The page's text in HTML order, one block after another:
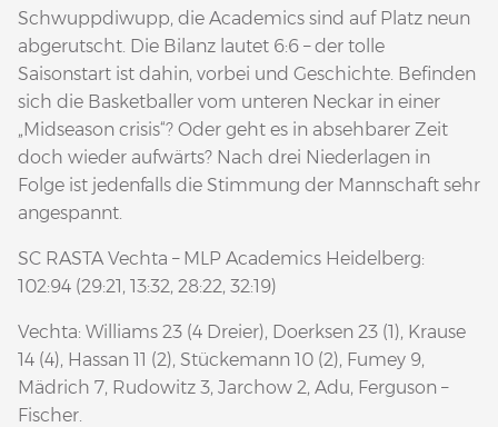
Schwuppdiwupp, die Academics sind auf Platz neun
abgerutscht. Die Bilanz lautet 6:6 – der tolle
Saisonstart ist dahin, vorbei und Geschichte. Befinden
sich die Basketballer vom unteren Neckar in einer
„Midseason crisis“? Oder geht es in absehbarer Zeit
doch wieder aufwärts? Nach drei Niederlagen in
Folge ist jedenfalls die Stimmung der Mannschaft sehr
angespannt.
SC RASTA Vechta – MLP Academics Heidelberg:
102:94 (29:21, 13:32, 28:22, 32:19)
Vechta: Williams 23 (4 Dreier), Doerksen 23 (1), Krause
14 (4), Hassan 11 (2), Stückemann 10 (2), Fumey 9,
Mädrich 7, Rudowitz 3, Jarchow 2, Adu, Ferguson –
Fischer.